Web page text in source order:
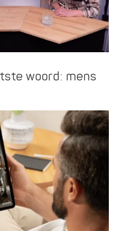
woord: mens